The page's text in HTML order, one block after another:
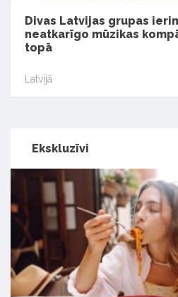
Divas Latvijas grupas
neatkarīgo mūzikas
topā
Latvijā
Ekskluzīvi